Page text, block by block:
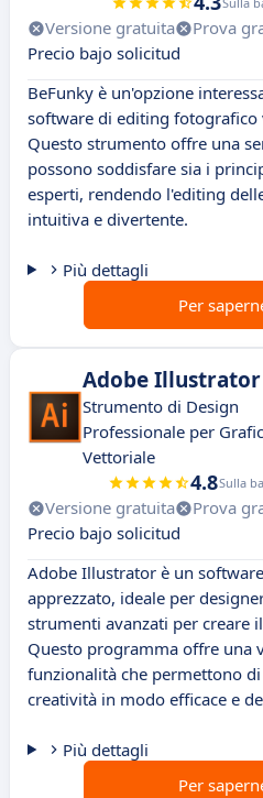
Versione gratuita Prova
Precio bajo solicitud
BeFunky è un'opzione
software di editing fotografico
Questo strumento offre una
possono soddisfare sia i
esperti, rendendo l'editing
intuitiva e divertente.
Più dettagli
Per
Adobe Illustrator
Strumento di Design
Professionale per
Vettoriale
4.8Sulla
Versione gratuita Prova
Precio bajo solicitud
Adobe Illustrator è un
apprezzato, ideale per
strumenti avanzati per creare
Questo programma offre una
funzionalità che permettono
creatività in modo efficace e
Più dettagli
Per